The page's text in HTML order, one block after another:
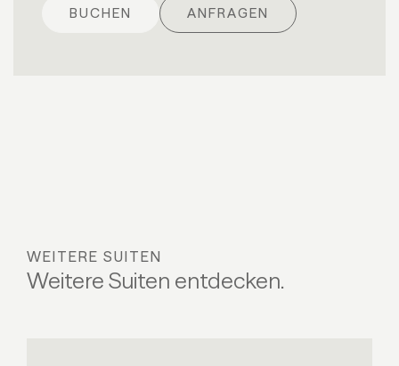
BUCHEN ANFRAGEN
WEITERE SUITEN
Weitere Suiten entdecken.